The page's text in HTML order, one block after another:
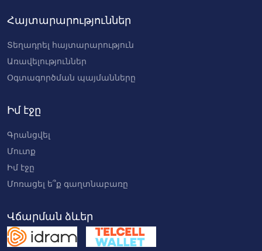
Հայտարարություններ
Տեղադրել հայտարարություն
Առավելություններ
Օգտագործման պայմանները
Իմ էջը
Գրանցվել
Մուտք
Իմ էջը
Մոռացել ե՞ք գաղտնաբառը
Վճարման ձևեր